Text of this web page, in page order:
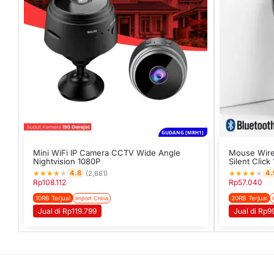
GUDANG [MRH1]
Mini WiFi IP Camera CCTV Wide Angle
Nightvision 1080P
★★★★ ★ 4.8 (2,661)
Rp108.112
10RB Terjual Import China
Jual di Rp119.799
Mouse
Silent Click
★★★★ ★
Rp57.040
20RB Terjual
Jual di